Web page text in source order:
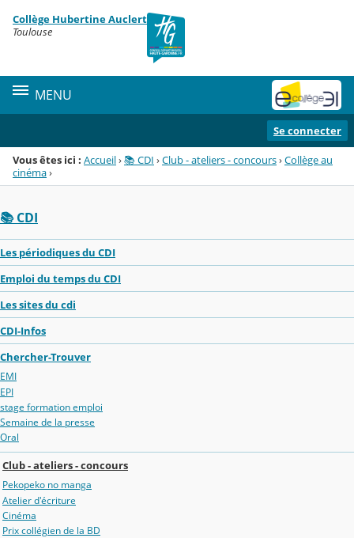
Menu de la rubrique
Contenu
Collège Hubertine Auclert
Toulouse
MENU
Se connecter
Vous êtes ici : Accueil›📚 CDI ›Club - ateliers - concours›Collège au
cinéma›
📚 CDI
Les périodiques du CDI
Emploi du temps du CDI
Les sites du cdi
CDI-Infos
Chercher-Trouver
EMI
EPI
stage formation emploi
Semaine de la presse
Oral
Club - ateliers - concours
Pekopeko no manga
Atelier d'écriture
Cinéma
Prix collégien de la BD